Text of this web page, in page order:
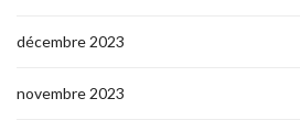
décembre 2023
novembre 2023